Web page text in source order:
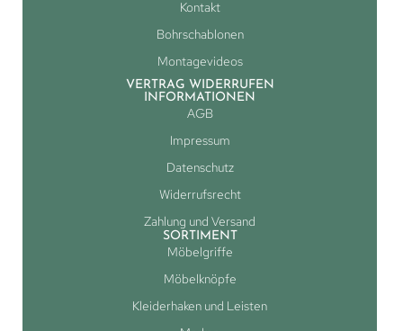
Kontakt
Bohrschablonen
Montagevideos
VERTRAG WIDERRUFEN
INFORMATIONEN
AGB
Impressum
Datenschutz
Widerrufsrecht
Zahlung und Versand
SORTIMENT
Möbelgriffe
Möbelknöpfe
Kleiderhaken und Leisten